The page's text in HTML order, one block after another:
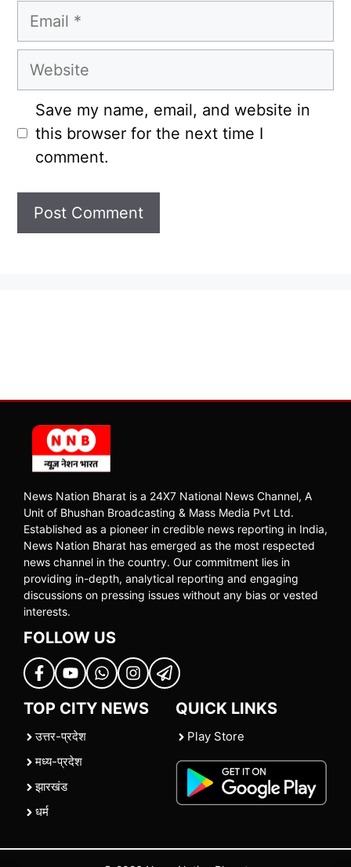
Email
Website
Save my name, email, and website in
this browser for the next time I
comment.
News Nation Bharat is a 24X7 National News Channel, A
Unit of Bhushan Broadcasting & Mass Media Pvt Ltd.
Established as a pioneer in credible news reporting in India,
News Nation Bharat has emerged as the most respected
news channel in the country. Our commitment lies in
providing in-depth, analytical reporting and engaging
discussions on pressing issues without any bias or vested
interests.
FOLLOW US
TOP CITY NEWS
उत्तर-प्रदेश
मध्य-प्रदेश
झारखंड
धर्म
QUICK LINKS
Play Store